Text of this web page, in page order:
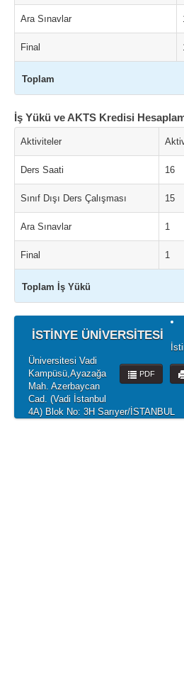
Ara Sınavlar
Final
Toplam
İş Yükü ve AKTS Kredisi
Aktiviteler
Ders Saati 16
Sınıf Dışı Ders Çalışması 15
Ara Sınavlar 1
Final 1
Toplam İş Yükü
İSTİNYE ÜNİVERSİTESİ
PDF
Üniversitesi Vadi
Kampüsü,Ayazağa
Mah. Azerbaycan
Cad. (Vadi İstanbul
4A) Blok No: 3H Sarıyer/İSTANBUL